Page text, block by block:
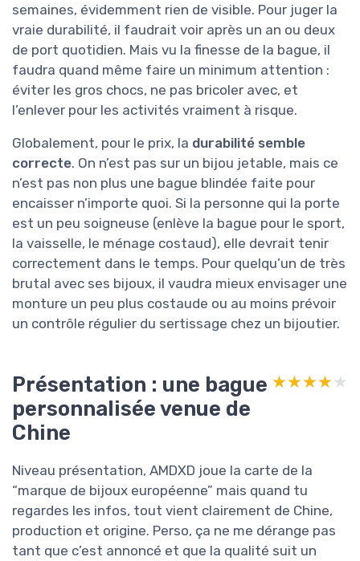
semaines, évidemment rien de visible. Pour juger la
vraie durabilité, il faudrait voir après un an ou deux
de port quotidien. Mais vu la finesse de la bague, il
faudra quand même faire un minimum attention :
éviter les gros chocs, ne pas bricoler avec, et
l’enlever pour les activités vraiment à risque.
Globalement, pour le prix, la durabilité semble
correcte. On n’est pas sur un bijou jetable, mais ce
n’est pas non plus une bague blindée faite pour
encaisser n’importe quoi. Si la personne qui la porte
est un peu soigneuse (enlève la bague pour le sport,
la vaisselle, le ménage costaud), elle devrait tenir
correctement dans le temps. Pour quelqu’un de très
brutal avec ses bijoux, il vaudra mieux envisager une
monture un peu plus costaude ou au moins prévoir
un contrôle régulier du sertissage chez un bijoutier.
Présentation : une bague
personnalisée venue de
Chine
★★★★★
★★★★★
Niveau présentation, AMDXD joue la carte de la
“marque de bijoux européenne” mais quand tu
regardes les infos, tout vient clairement de Chine,
production et origine. Perso, ça ne me dérange pas
tant que c’est annoncé et que la qualité suit un